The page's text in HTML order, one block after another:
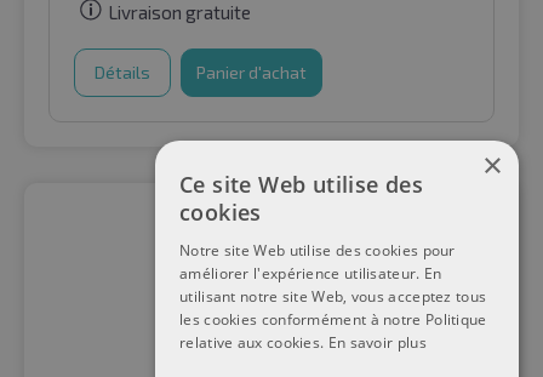
Livraison gratuite
Détails Panier d'achat
×
Ce site Web utilise des
cookies
Notre site Web utilise des cookies pour
améliorer l'expérience utilisateur. En
utilisant notre site Web, vous acceptez tous
les cookies conformément à notre Politique
relative aux cookies. En savoir plus